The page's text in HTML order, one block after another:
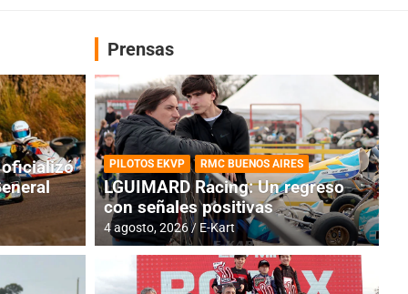
oficializó
Prensas
PILOTOS EKVP RMC BUENOS AIRES
LGUIMARD Racing: Un regreso
con señales positivas
4 agosto, 2026 E-Kart